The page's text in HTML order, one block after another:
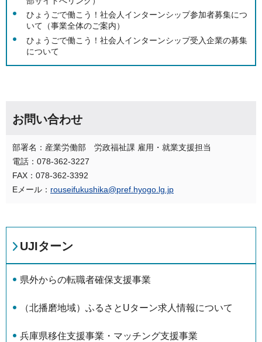
ひょうごで働こう！社会人インターンシップ参加者募集につ
いて（事業全体のご案内）
ひょうごで働こう！社会人インターンシップ受入企業の募集
について
お問い合わせ
部署名：産業労働部 労政福祉課 雇用・就業支援担当
電話：078-362-3227
FAX：078-362-3392
Eメール： rouseifukushika@pref.hyogo.lg.jp
UJIターン
県外からの転職者確保支援事業
（北播磨地域）ふるさとUターン求人情報について
兵庫県移住支援事業・マッチング支援事業